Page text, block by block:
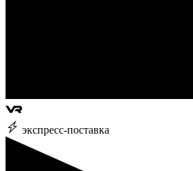
экспресс-поставка